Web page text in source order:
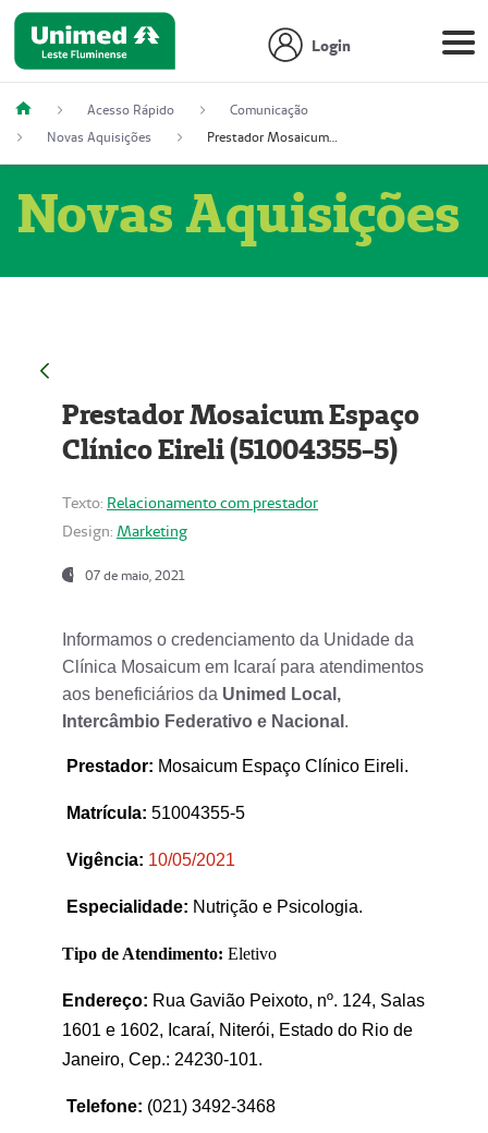
Login
Acesso Rápido
Comunicação
Novas Aquisições
Prestador Mosaicum Espaço Clínico Eireli (51004355-5)
Novas Aquisições
Prestador Mosaicum Espaço
Clínico Eireli (51004355-5)
Texto: Relacionamento com prestador
Design: Marketing
07 de maio, 2021
Informamos o credenciamento da Unidade da
Clínica Mosaicum em Icaraí para atendimentos
aos beneficiários da Unimed Local,
Intercâmbio Federativo e Nacional .
Prestador: Mosaicum Espaço Clínico Eireli.
Matrícula: 51004355-5
Vigência: 10/05/2021
Especialidade: Nutrição e Psicologia.
Tipo de Atendimento: Eletivo
Endereço: Rua Gavião Peixoto, nº. 124, Salas
1601 e 1602, Icaraí, Niterói, Estado do Rio de
Janeiro, Cep.: 24230-101.
Telefone: (021) 3492-3468